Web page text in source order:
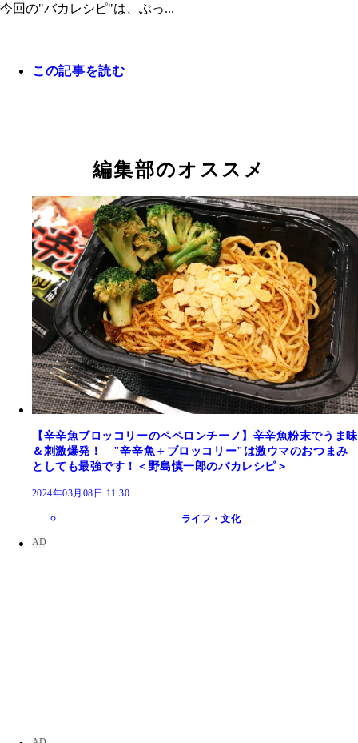
今回の"バカレシピ"は、ぶっ...
この記事を読む
編集部のオススメ
【辛辛魚ブロッコリーのペペロンチーノ】辛辛魚粉末でうま味
＆刺激爆発！ "辛辛魚＋ブロッコリー"は激ウマのおつまみ
としても最強です！＜野島慎一郎のバカレシピ＞
2024年03月08日 11:30
ライフ・文化